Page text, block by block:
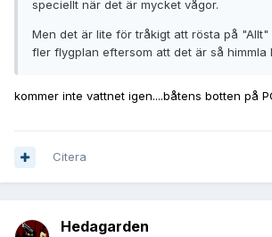
speciellt när det är mycket vågor.
Men det är lite för tråkigt att rösta på "Allt"
fler flygplan eftersom att det är så himmla
kommer inte vattnet igen....båtens botten på
Citera
Hedagarden